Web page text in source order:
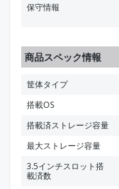
保守情報
商品スペック情報
筐体タイプ
搭載OS
搭載済ストレージ容量
最大ストレージ容量
3.5インチスロット搭
載済数